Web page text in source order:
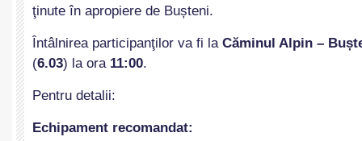
ţinute în apropiere de Bușteni.
Întâlnirea participanţilor va fi la Căminul Alpin –
(6.03) la ora 11:00.
Pentru detalii:
Echipament recomandat: